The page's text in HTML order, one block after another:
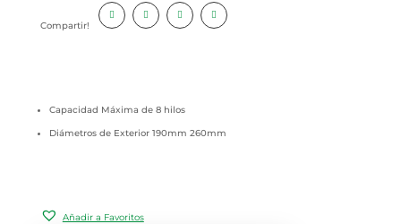
Compartir!
Capacidad Máxima de 8 hilos
Diámetros de Exterior 190mm 260mm
Añadir a Favoritos